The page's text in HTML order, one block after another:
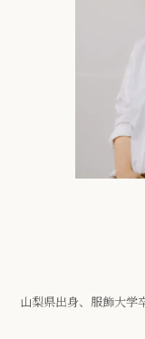
山梨県出身、服飾大学